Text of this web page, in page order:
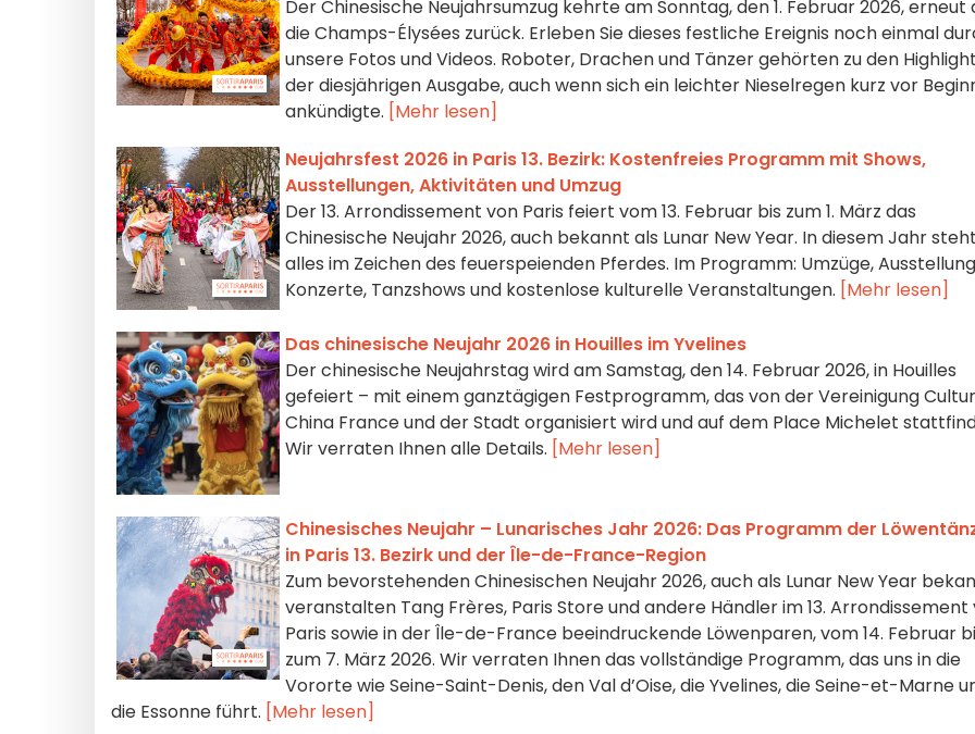
Der Chinesische Neujahrsumzug kehrte am Sonntag, den 1. Februar 2026, erneut
die Champs-Élysées zurück. Erleben Sie dieses festliche Ereignis noch einmal
unsere Fotos und Videos. Roboter, Drachen und Tänzer gehörten zu den
der diesjährigen Ausgabe, auch wenn sich ein leichter Nieselregen kurz vor
ankündigte. [Mehr lesen]
Neujahrsfest 2026 in Paris 13. Bezirk: Kostenfreies Programm mit Shows,
Ausstellungen, Aktivitäten und Umzug
Der 13. Arrondissement von Paris feiert vom 13. Februar bis zum 1. März das
Chinesische Neujahr 2026, auch bekannt als Lunar New Year. In diesem Jahr steht
alles im Zeichen des feuerspeienden Pferdes. Im Programm: Umzüge,
Konzerte, Tanzshows und kostenlose kulturelle Veranstaltungen. [Mehr lesen]
Das chinesische Neujahr 2026 in Houilles im Yvelines
Der chinesische Neujahrstag wird am Samstag, den 14. Februar 2026, in Houilles
gefeiert – mit einem ganztägigen Festprogramm, das von der Vereinigung
China France und der Stadt organisiert wird und auf dem Place Michelet
Wir verraten Ihnen alle Details. [Mehr lesen]
Chinesisches Neujahr – Lunarisches Jahr 2026: Das Programm der
in Paris 13. Bezirk und der Île-de-France-Region
Zum bevorstehenden Chinesischen Neujahr 2026, auch als Lunar New Year
veranstalten Tang Frères, Paris Store und andere Händler im 13. Arrondissement
Paris sowie in der Île-de-France beeindruckende Löwenparen, vom 14. Februar
zum 7. März 2026. Wir verraten Ihnen das vollständige Programm, das uns in die
Vororte wie Seine-Saint-Denis, den Val d’Oise, die Yvelines, die Seine-et-Marne
die Essonne führt. [Mehr lesen]